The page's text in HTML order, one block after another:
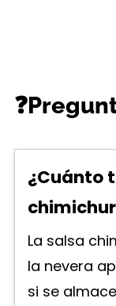
¿Cuánto
La salsa
la nevera
si se